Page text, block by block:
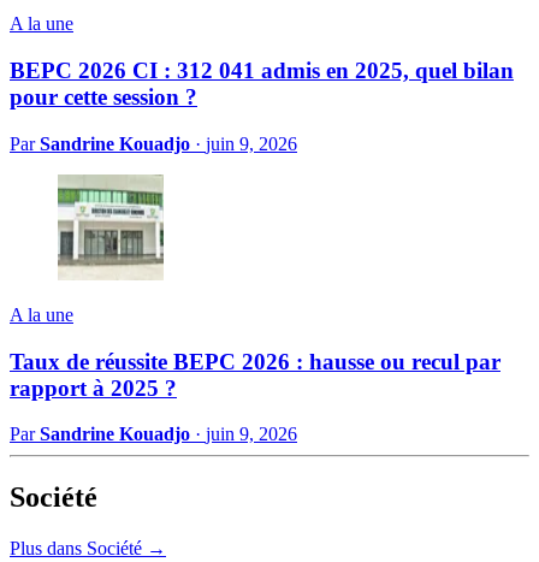
A la une
BEPC 2026 CI : 312 041 admis en 2025, quel bilan
pour cette session ?
ParSandrine Kouadjo · juin 9, 2026
A la une
Taux de réussite BEPC 2026 : hausse ou recul par
rapport à 2025 ?
ParSandrine Kouadjo · juin 9, 2026
Société
Plus dans Société →